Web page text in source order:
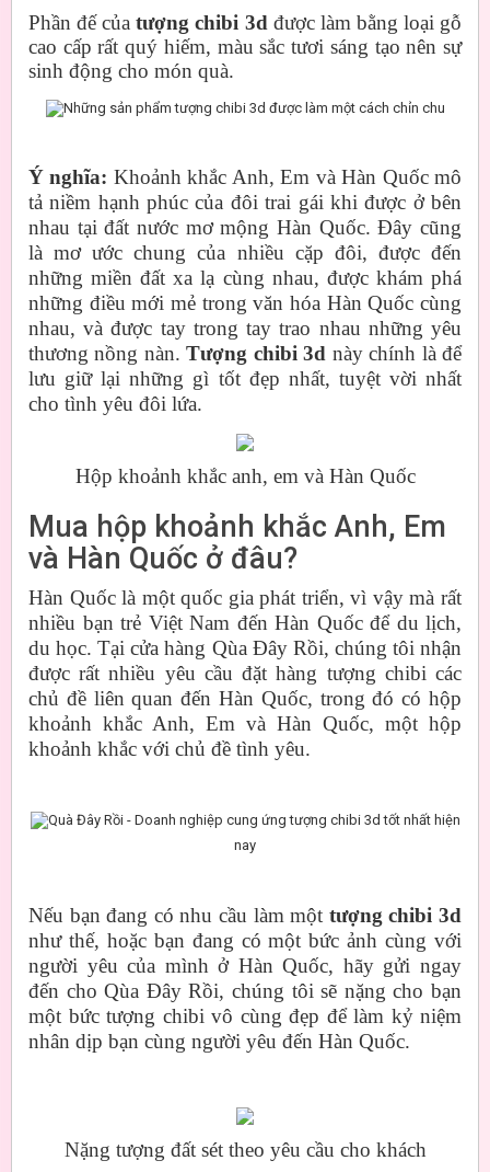
Phần đế củatượng chibi 3d được làm bằng loại gỗ
cao cấp rất quý hiếm, màu sắc tươi sáng tạo nên sự
sinh động cho món quà.
Những sản phẩm tượng chibi 3d được làm một cách chỉn chu
Ý nghĩa: Khoảnh khắc Anh, Em và Hàn Quốc mô
tả niềm hạnh phúc của đôi trai gái khi được ở bên
nhau tại đất nước mơ mộng Hàn Quốc. Đây cũng
là mơ ước chung của nhiều cặp đôi, được đến
những miền đất xa lạ cùng nhau, được khám phá
những điều mới mẻ trong văn hóa Hàn Quốc cùng
nhau, và được tay trong tay trao nhau những yêu
thương nồng nàn.Tượng chibi 3d này chính là để
lưu giữ lại những gì tốt đẹp nhất, tuyệt vời nhất
cho tình yêu đôi lứa.
Hộp khoảnh khắc anh, em và Hàn Quốc
Mua hộp khoảnh khắc Anh, Em
và Hàn Quốc ở đâu?
Hàn Quốc là một quốc gia phát triển, vì vậy mà rất
nhiều bạn trẻ Việt Nam đến Hàn Quốc để du lịch,
du học. Tại cửa hàng Qùa Đây Rồi, chúng tôi nhận
được rất nhiều yêu cầu đặt hàng tượng chibi các
chủ đề liên quan đến Hàn Quốc, trong đó có hộp
khoảnh khắc Anh, Em và Hàn Quốc, một hộp
khoảnh khắc với chủ đề tình yêu.
Quà Đây Rồi - Doanh nghiệp cung ứng tượng chibi 3d tốt nhất hiện
nay
Nếu bạn đang có nhu cầu làm một tượng chibi 3d
như thế, hoặc bạn đang có một bức ảnh cùng với
người yêu của mình ở Hàn Quốc, hãy gửi ngay
đến cho Qùa Đây Rồi, chúng tôi sẽ nặng cho bạn
một bức tượng chibi vô cùng đẹp để làm kỷ niệm
nhân dịp bạn cùng người yêu đến Hàn Quốc.
Nặng tượng đất sét theo yêu cầu cho khách